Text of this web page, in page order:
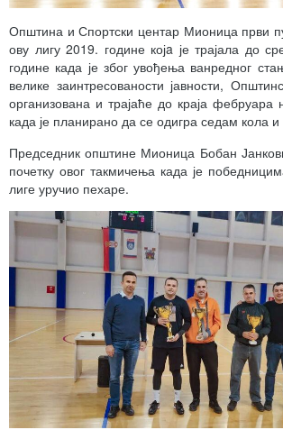
Општина и Спортски центар Мионица први
ову лигу 2019. године којa је трајала до
године када је због увођења ванредног
велике заинтресованости јавности,
организована и трајаће до краја фебруара
када је планирано да се одигра седам кола
Председник општине Мионица Бобан
почетку овог такмичења када је
лиге уручио пехаре.